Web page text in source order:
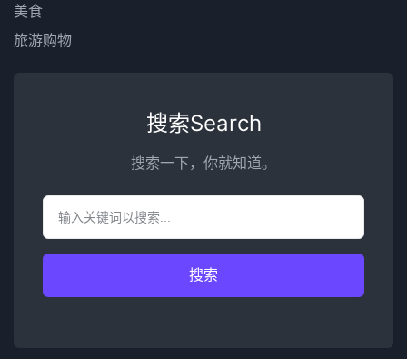
美食
旅游购物
搜索Search
搜索一下，你就知道。
搜索